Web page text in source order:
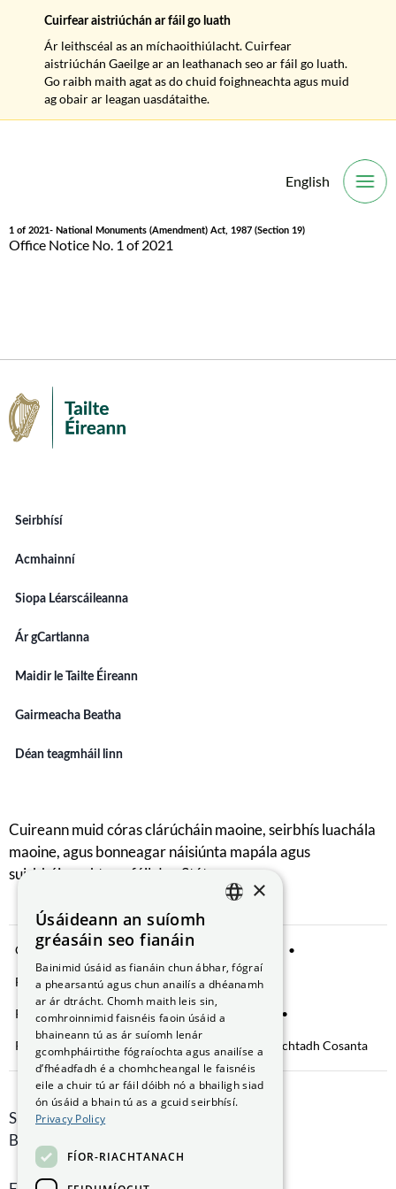
English
1 of 2021- National Monuments (Amendment) Act, 1987 (Section 19)
Office Notice No. 1 of 2021
Seirbhísí
Acmhainní
Siopa Léarscáileanna
Ár gCartlanna
Maidir le Tailte Éireann
Gairmeacha Beatha
Déan teagmháil linn
Cuireann muid córas clárúcháin maoine, seirbhís luachála
maoine, agus bonneagar náisiúnta mapála agus
suirbhéireachta ar fáil don Stát.
Comhroinnt Sonraí Fógra Príobháideachta
Fianáin a bhainistiú Saoráil Faisnéise
Ráiteas Inrochtaineachta Brústocaireacht
Rochtain ar Fhaisnéis faoin gComhshaol Nochtadh Cosanta
Smithfield Hall, Margadh na Feirme,
Baile Átha Cliath 7, D07 AEF4
Cuirfear aistriúchán ar fáil go luath
Ár leithscéal as an míchaoithiúlacht. Cuirfear
aistriúchán Gaeilge ar an leathanach seo ar fáil go luath.
Go raibh maith agat as do chuid foighneachta agus muid
ag obair ar leagan uasdátaithe.
×
Úsáideann an suíomh
gréasáin seo fianáin
Bainimid úsáid as fianáin chun ábhar, fógraí
a phearsantú agus chun anailís a dhéanamh
ar ár dtrácht. Chomh maith leis sin,
comhroinnimid faisnéis faoin úsáid a
bhaineann tú as ár suíomh lenár
gcomhpháirtithe fógraíochta agus anailíse a
d’fhéadfadh é a chomhcheangal le faisnéis
eile a chuir tú ar fáil dóibh nó a bhailigh siad
ón úsáid a bhain tú as a gcuid seirbhísí.
Privacy Policy
FÍOR-RIACHTANACH